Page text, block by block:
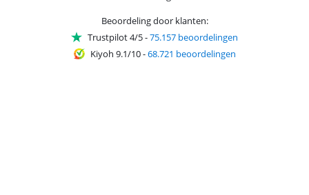
Beoordeling door klanten:
Trustpilot 4/5-75.157 beoordelingen
Kiyoh 9.1/10-68.721 beoordelingen